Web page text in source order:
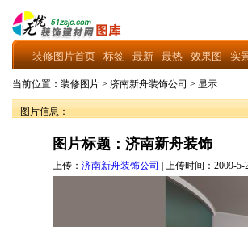
装修图片首页 标签 最新 最热 效果图 实
当前位置： 装修图片 > 济南新舟装饰公司 > 显示
图片信息：
图片标题：济南新舟装饰
上传： 济南新舟装饰公司 | 上传时间：2009-5-